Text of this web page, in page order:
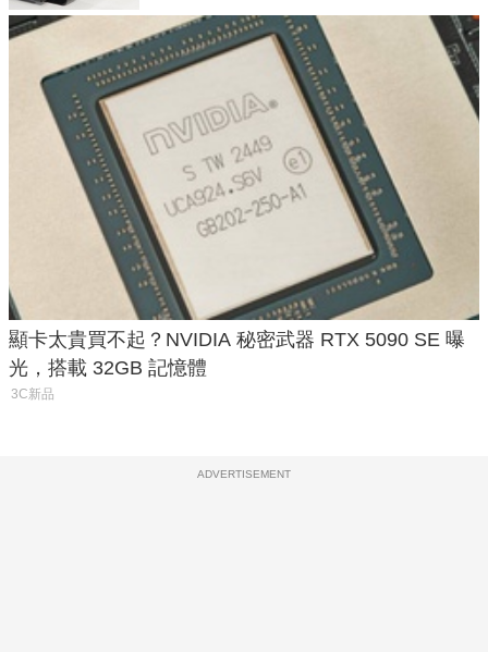
顯卡太貴買不起？NVIDIA 秘密武器 RTX 5090 SE 曝
光，搭載 32GB 記憶體
3C新品
ADVERTISEMENT